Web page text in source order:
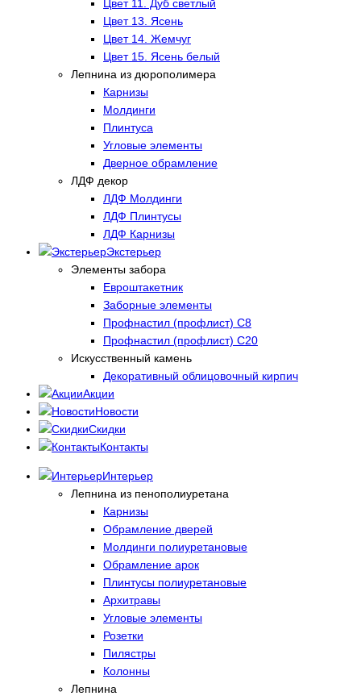
Цвет 11. Дуб светлый
Цвет 13. Ясень
Цвет 14. Жемчуг
Цвет 15. Ясень белый
Лепнина из дюрополимера
Карнизы
Молдинги
Плинтуса
Угловые элементы
Дверное обрамление
ЛДФ декор
ЛДФ Молдинги
ЛДФ Плинтусы
ЛДФ Карнизы
Экстерьер
Элементы забора
Евроштакетник
Заборные элементы
Профнастил (профлист) С8
Профнастил (профлист) С20
Искусственный камень
Декоративный облицовочный кирпич
Акции
Новости
Скидки
Контакты
Интерьер
Лепнина из пенополиуретана
Карнизы
Обрамление дверей
Молдинги полиуретановые
Обрамление арок
Плинтусы полиуретановые
Архитравы
Угловые элементы
Розетки
Пилястры
Колонны
Лепнина